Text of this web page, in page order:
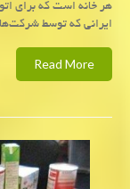
هر خانه است که برای
ایرانی که توسط
Read More